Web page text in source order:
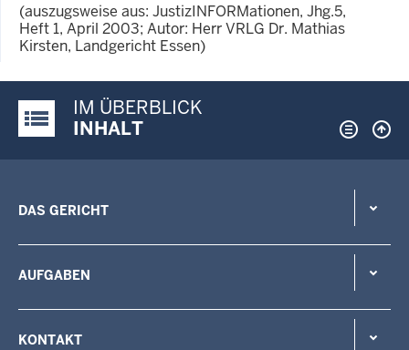
(auszugsweise aus: JustizINFORMationen, Jhg.5,
Heft 1, April 2003; Autor: Herr VRLG Dr. Mathias
Kirsten, Landgericht Essen)
Justiz-Portal im Überblick:
IM ÜBERBLICK
INHALT
DAS GERICHT
AUFGABEN
KONTAKT